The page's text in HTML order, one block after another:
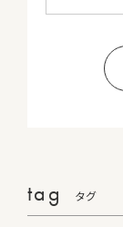
tag タグ